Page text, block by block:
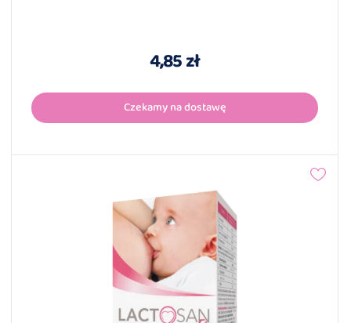
4,85 zł
Czekamy na dostawę